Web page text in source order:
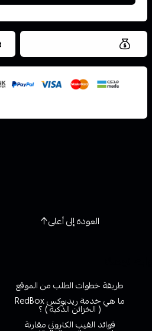
العروض والشحن مجاني
العودة إلى أعلى
طريقة خطوات الطلب من الموقع
ما هي خدمة ريدبوكس RedBox
( الخزائن الذكية ) ؟
فوائد الفيب الكتروني مقارنة